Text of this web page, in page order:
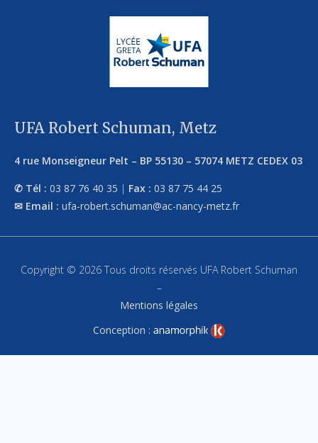
UFA Robert Schuman, Metz
4 rue Monseigneur Pelt – BP 55130 – 57074 METZ CEDEX 03
Tél : 03 87 76 40 35 | Fax : 03 87 75 44 25
Email : ufa-robert.schuman@ac-nancy-metz.fr
Copyright © 2026 Tous droits réservés UFA Robert Schuman
–
Mentions légales
Conception :